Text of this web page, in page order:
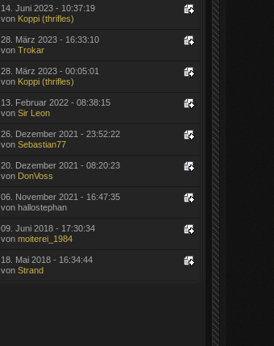
14. Juni 2023 - 10:37:19
von Koppi (thrifles)
28. März 2023 - 16:33:10
von Trokar
28. März 2023 - 00:05:01
von Koppi (thrifles)
13. Februar 2022 - 08:38:15
von Sir Leon
26. Dezember 2021 - 23:52:22
von Sebastian77
20. Dezember 2021 - 08:20:23
von DonVoss
06. November 2021 - 16:47:35
von hallostephan
09. Juni 2018 - 17:30:34
von moiterei_1984
18. Mai 2018 - 16:34:44
von Strand